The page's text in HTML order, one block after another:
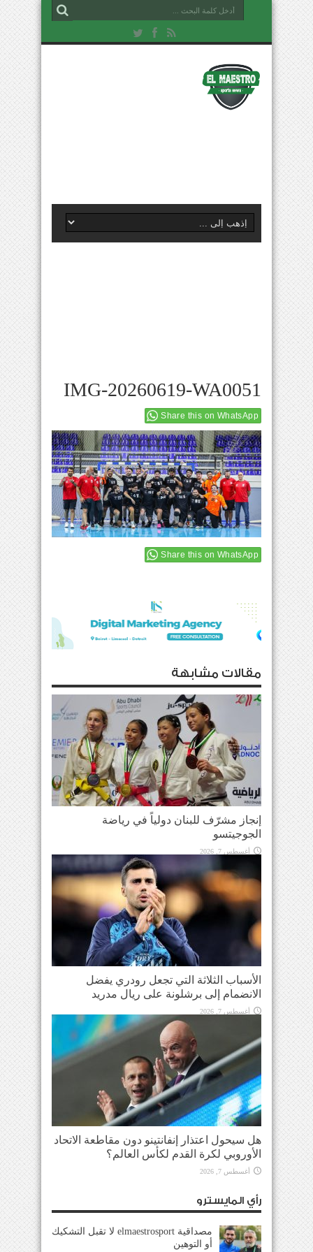
IMG-20260619-WA0051
Share this on WhatsApp
Share this on WhatsApp
مقالات مشابهة
إنجاز مشرّف للبنان دولياً في رياضة
الجوجيتسو
أغسطس 7, 2026
الأسباب الثلاثة التي تجعل رودري يفضل
الانضمام إلى برشلونة على ريال مدريد
أغسطس 7, 2026
هل سيحول اعتذار إنفانتينو دون مقاطعة الاتحاد
الأوروبي لكرة القدم لكأس العالم؟
أغسطس 7, 2026
رأي المايسترو
مصداقية elmaestrosport لا تقبل التشكيك
أو التوهين